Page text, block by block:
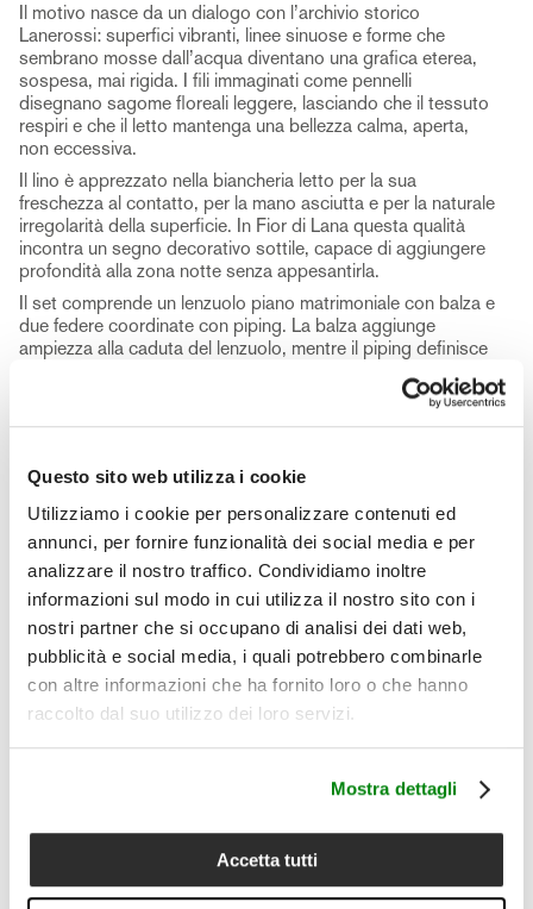
Questo sito web utilizza i cookie
Utilizziamo i cookie per personalizzare contenuti ed
annunci, per fornire funzionalità dei social media e per
analizzare il nostro traffico. Condividiamo inoltre
informazioni sul modo in cui utilizza il nostro sito con i
nostri partner che si occupano di analisi dei dati web,
pubblicità e social media, i quali potrebbero combinarle
con altre informazioni che ha fornito loro o che hanno
raccolto dal suo utilizzo dei loro servizi.
Mostra dettagli
Accetta tutti
Il motivo nasce da un dialogo con l’archivio storico
Lanerossi: superfici vibranti, linee sinuose e forme che
sembrano mosse dall’acqua diventano una grafica eterea,
sospesa, mai rigida. I fili immaginati come pennelli
disegnano sagome floreali leggere, lasciando che il tessuto
respiri e che il letto mantenga una bellezza calma, aperta,
non eccessiva.
Il lino è apprezzato nella biancheria letto per la sua
freschezza al contatto, per la mano asciutta e per la naturale
irregolarità della superficie. In Fior di Lana questa qualità
incontra un segno decorativo sottile, capace di aggiungere
profondità alla zona notte senza appesantirla.
Il set comprende un lenzuolo piano matrimoniale con balza e
due federe coordinate con piping. La balza aggiunge
ampiezza alla caduta del lenzuolo, mentre il piping definisce
Fior di Lana interpreta il letto come uno spazio fluido e
luminoso, dove archivio, colore e lino si incontrano in una
Lanerossi pensata per chi cerca una biancheria letto in lino
fresca, raffinata e visivamente riconoscibile.
Il prodotto comprende:
1 lenzuolo piano matrimoniale 260x240 cm + 56 cm di
balza + 2 federe 50x80 cm con piping
Dettagli
• Tipologia prodotto: parure lenzuola matrimoniale
• Composizione: 100% lino
• Qualità: 200 TC
• Misura lenzuolo piano: 260x240 cm + 56 cm di balza
• Misura federe: 50x80 cm
• Linee sinuose e superfici visivamente mosse
• Superficie naturalmente irregolare nella percezione
• Cura del prodotto: lavabile a 40°C; non candeggiare al
cloro; asciugatrice a basse temperature; stirare max 150°C;
lavare separatamente con ciclo delicato